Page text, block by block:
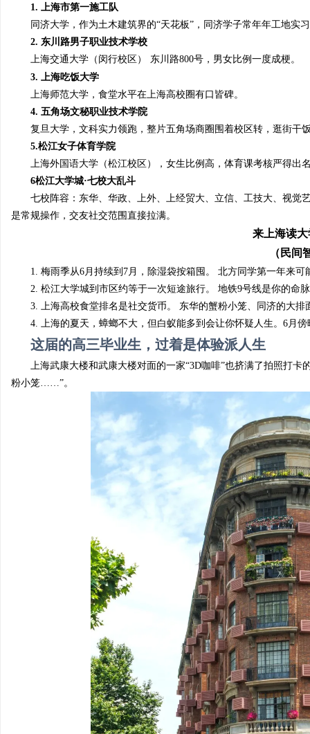
1. 上海市第一施工队
同济大学 ， 作为土木建筑界的“天花板”，同济学子常年年工地实
2. 东川路男子职业技术学校
上海交通大学（闵行校区）
东川路800号，男女比例一度成梗。
3. 上海吃饭大学
上海师范大学 ， 食堂水平在上海高校圈有口皆碑。
4. 五角场文秘职业技术学院
复旦大学 ， 文科实力领跑，整片五角场商圈围着校区转，逛街干
5.松江女子体育学院
上海外国语大学（松江校区）
， 女生比例高，体育课考核严得出
6松江大学城·七校大乱斗
七校阵容：东华、华政、上外、上经贸大、立信、工技大、视觉
是常规操作，交友社交范围直接拉满。
来上海读大
（民间
1. 梅雨季从6月持续到7月，除湿袋按箱囤。 北方同学第一年来
2. 松江大学城到市区约等于一次短途旅行。 地铁9号线是你的命
3. 上海高校食堂排名是社交货币。 东华的蟹粉小笼、同济的大
4. 上海的夏天，蟑螂不大，但白蚁能多到 会让你怀疑人生。6月
这届的高三毕业生，过着是体验派人生
上海武康大楼和武康大楼对面的一家“3D咖啡”也挤满了拍照打卡
粉小笼……”。
汉配眼镜 上海配眼镜
台